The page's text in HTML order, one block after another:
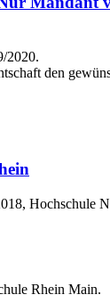
den
Hochschule
Rhein Main.